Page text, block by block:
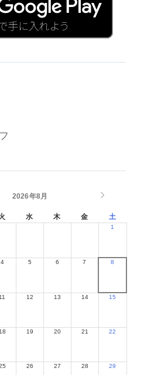
2026年8月
水 木 金 土
1
4 5 6 7 8
12 13 14 15
19 20 21 22
26 27 28 29